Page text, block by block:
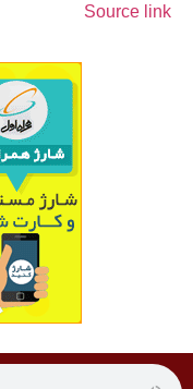
Source link